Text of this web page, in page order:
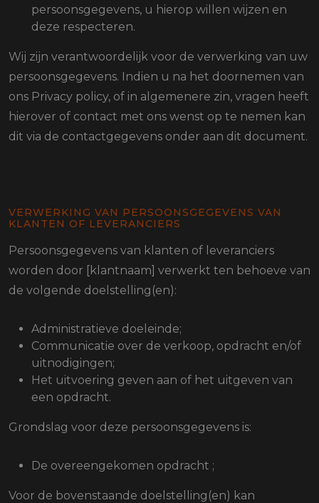
persoonsgegevens, u hierop willen wijzen en
deze respecteren.
Wij zijn verantwoordelijk voor de verwerking van uw
persoonsgegevens. Indien u na het doornemen van
ons Privacy policy, of in algemenere zin, vragen heeft
hierover of contact met ons wenst op te nemen kan
dit via de contactgegevens onder aan dit document.
VERWERKING VAN PERSOONSGEGEVENS VAN
KLANTEN OF LEVERANCIERS
Persoonsgegevens van klanten of leveranciers
worden door [klantnaam] verwerkt ten behoeve van
de volgende doelstelling(en):
Administratieve doeleinde;
Communicatie over de verkoop, opdracht en/of
uitnodigingen;
Het uitvoering geven aan of het uitgeven van
een opdracht.
Grondslag voor deze persoonsgegevens is:
De overeengekomen opdracht ;
Voor de bovenstaande doelstelling(en) kan